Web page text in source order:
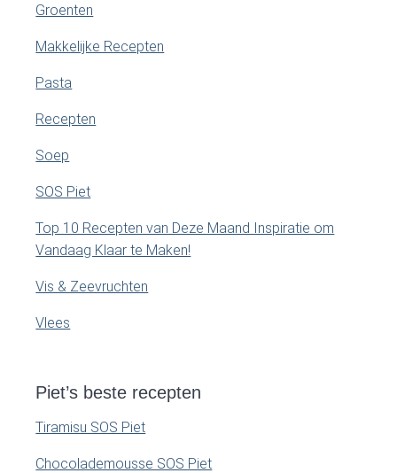
Groenten
Makkelijke Recepten
Pasta
Recepten
Soep
SOS Piet
Top 10 Recepten van Deze Maand Inspiratie om
Vandaag Klaar te Maken!
Vis & Zeevruchten
Vlees
Piet’s beste recepten
Tiramisu SOS Piet
Chocolademousse SOS Piet